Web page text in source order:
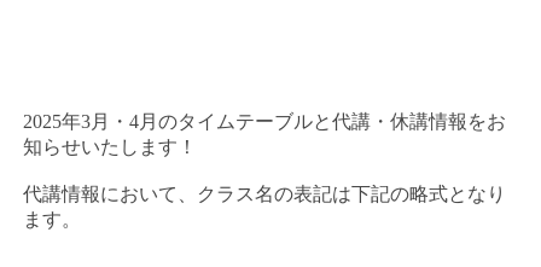
2025年3月・4月のタイムテーブルと代講・休講情報をお
知らせいたします！
代講情報において、クラス名の表記は下記の略式となり
ます。